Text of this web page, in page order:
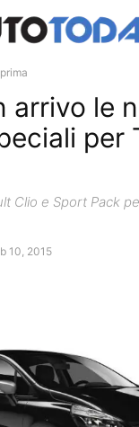
arrivo le
per
Clio e Sport Pack
10, 2015